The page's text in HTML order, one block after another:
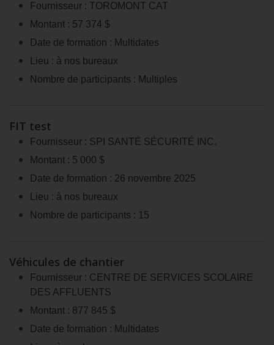
Fournisseur : TOROMONT CAT
Montant : 57 374 $
Date de formation : Multidates
Lieu : à nos bureaux
Nombre de participants : Multiples
FIT test
Fournisseur : SPI SANTÉ SÉCURITÉ INC.
Montant : 5 000 $
Date de formation : 26 novembre 2025
Lieu : à nos bureaux
Nombre de participants : 15
Véhicules de chantier
Fournisseur : CENTRE DE SERVICES SCOLAIRE
DES AFFLUENTS
Montant : 877 845 $
Date de formation : Multidates